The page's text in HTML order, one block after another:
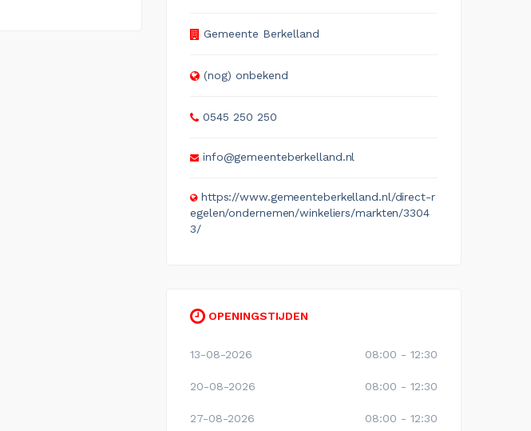
Gemeente Berkelland
(nog) onbekend
0545 250 250
info@gemeenteberkelland.nl
https://www.gemeenteberkelland.nl/direct-r
egelen/ondernemen/winkeliers/markten/3304
3/
OPENINGSTIJDEN
13-08-2026 08:00 - 12:30
20-08-2026 08:00 - 12:30
27-08-2026 08:00 - 12:30